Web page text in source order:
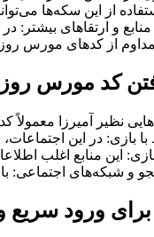
کد مورس
ورود سریع